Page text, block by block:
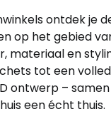
ontdek je
op het gebied
materiaal en
tot een
ontwerp –
een écht thuis.